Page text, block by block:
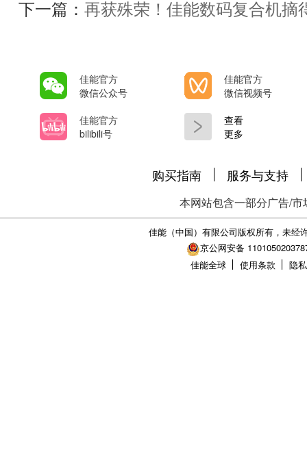
下一篇： 再获殊荣！佳能数码复合机摘
佳能官方
微信公众号
佳能官方
微信视频号
佳能官方
bilibili号
查看
更多
购买指南 服务与支持
本网站包含一部分广告/
佳能（中国）有限公司版权所有，未经
京公网安备
佳能全球
使用条款 隐